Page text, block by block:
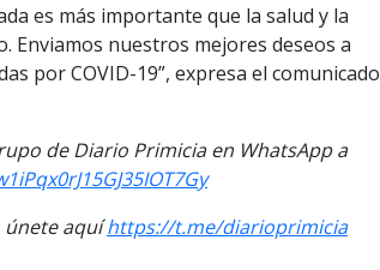
es más importante que la salud y la
Enviamos nuestros mejores deseos a
por COVID-19”, expresa el comunicado
de Diario Primicia en WhatsApp a
únete aquíhttps://t.me/diarioprimicia